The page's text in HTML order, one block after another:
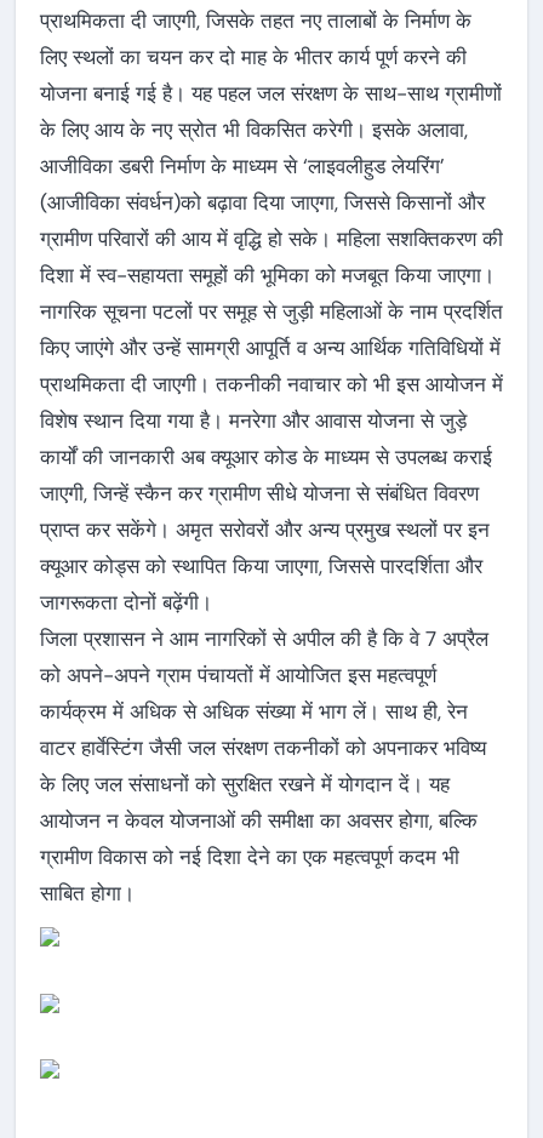
प्राथमिकता दी जाएगी, जिसके तहत नए तालाबों के निर्माण के
लिए स्थलों का चयन कर दो माह के भीतर कार्य पूर्ण करने की
योजना बनाई गई है। यह पहल जल संरक्षण के साथ-साथ ग्रामीणों
के लिए आय के नए स्रोत भी विकसित करेगी। इसके अलावा,
आजीविका डबरी निर्माण के माध्यम से ‘लाइवलीहुड लेयरिंग’
(आजीविका संवर्धन)को बढ़ावा दिया जाएगा, जिससे किसानों और
ग्रामीण परिवारों की आय में वृद्धि हो सके। महिला सशक्तिकरण की
दिशा में स्व-सहायता समूहों की भूमिका को मजबूत किया जाएगा।
नागरिक सूचना पटलों पर समूह से जुड़ी महिलाओं के नाम प्रदर्शित
किए जाएंगे और उन्हें सामग्री आपूर्ति व अन्य आर्थिक गतिविधियों में
प्राथमिकता दी जाएगी। तकनीकी नवाचार को भी इस आयोजन में
विशेष स्थान दिया गया है। मनरेगा और आवास योजना से जुड़े
कार्यों की जानकारी अब क्यूआर कोड के माध्यम से उपलब्ध कराई
जाएगी, जिन्हें स्कैन कर ग्रामीण सीधे योजना से संबंधित विवरण
प्राप्त कर सकेंगे। अमृत सरोवरों और अन्य प्रमुख स्थलों पर इन
क्यूआर कोड्स को स्थापित किया जाएगा, जिससे पारदर्शिता और
जागरूकता दोनों बढ़ेंगी।
जिला प्रशासन ने आम नागरिकों से अपील की है कि वे 7 अप्रैल
को अपने-अपने ग्राम पंचायतों में आयोजित इस महत्वपूर्ण
कार्यक्रम में अधिक से अधिक संख्या में भाग लें। साथ ही, रेन
वाटर हार्वेस्टिंग जैसी जल संरक्षण तकनीकों को अपनाकर भविष्य
के लिए जल संसाधनों को सुरक्षित रखने में योगदान दें। यह
आयोजन न केवल योजनाओं की समीक्षा का अवसर होगा, बल्कि
ग्रामीण विकास को नई दिशा देने का एक महत्वपूर्ण कदम भी
साबित होगा।